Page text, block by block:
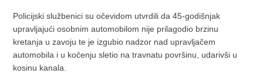
Policijski službenici su očevidom utvrdili da 45-godišnjak
upravljajući osobnim automobilom nije prilagodio brzinu
kretanja u zavoju te je izgubio nadzor nad upravljačem
automobila i u kočenju sletio na travnatu površinu, udarivši u
kosinu kanala.